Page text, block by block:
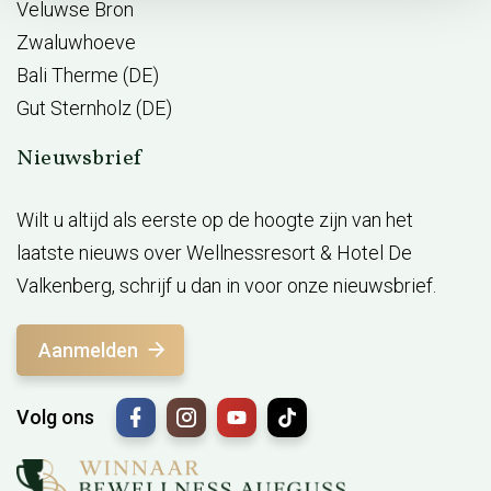
Veluwse Bron
Zwaluwhoeve
Bali Therme (DE)
Gut Sternholz (DE)
Nieuwsbrief
Wilt u altijd als eerste op de hoogte zijn van het
laatste nieuws over Wellnessresort & Hotel De
Valkenberg, schrijf u dan in voor onze nieuwsbrief.
Aanmelden
Volg ons